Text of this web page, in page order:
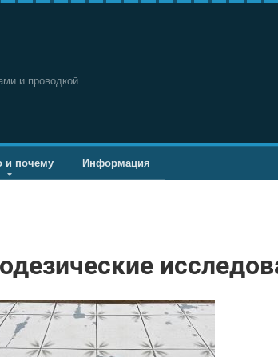
и проводкой
и почему Информация